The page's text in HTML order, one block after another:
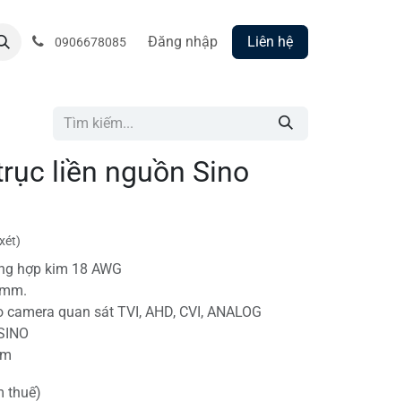
0906678085 Đăng nhập Liên hệ
liền nguồn Sino
hợp kim 18 AWG
quan sát TVI, AHD, CVI, ANALOG
thuế)